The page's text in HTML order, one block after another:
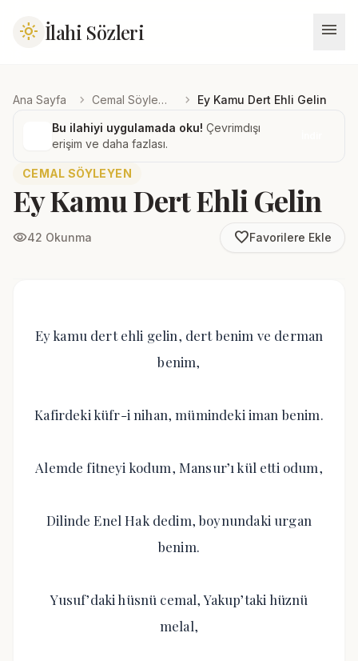
light_mode İlahi Sözleri menu
Ana Sayfa chevron_right Cemal Söyleyen chevron_right Ey Kamu Dert Ehli Gelin
Bu ilahiyi uygulamada oku! Çevrimdışı
erişim ve daha fazlası.
CEMAL SÖYLEYEN
Ey Kamu Dert Ehli Gelin
visibility42 Okunma favorite_borderFavorilere Ekle
Ey kamu dert ehli gelin, dert benim ve derman
benim,
Kafirdeki küfr-i nihan, mümindeki iman benim.
Alemde fitneyi kodum, Mansur’ı kül etti odum,
Dilinde Enel Hak dedim, boynundaki urgan
benim.
Yusuf’daki hüsnü cemal, Yakup’taki hüznü
melal,